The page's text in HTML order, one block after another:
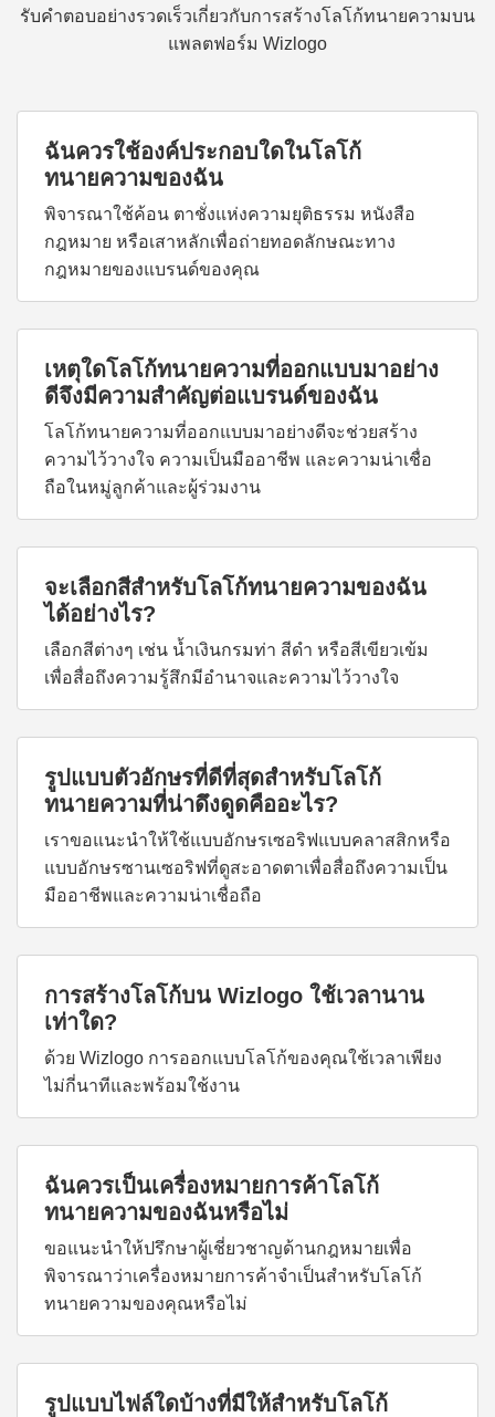
รับคำตอบอย่างรวดเร็วเกี่ยวกับการสร้างโลโก้ทนายความบน
แพลตฟอร์ม Wizlogo
ฉันควรใช้องค์ประกอบใดในโลโก้
ทนายความของฉัน
พิจารณาใช้ค้อน ตาชั่งแห่งความยุติธรรม หนังสือ
กฎหมาย หรือเสาหลักเพื่อถ่ายทอดลักษณะทาง
กฎหมายของแบรนด์ของคุณ
เหตุใดโลโก้ทนายความที่ออกแบบมาอย่าง
ดีจึงมีความสำคัญต่อแบรนด์ของฉัน
โลโก้ทนายความที่ออกแบบมาอย่างดีจะช่วยสร้าง
ความไว้วางใจ ความเป็นมืออาชีพ และความน่าเชื่อ
ถือในหมู่ลูกค้าและผู้ร่วมงาน
จะเลือกสีสำหรับโลโก้ทนายความของฉัน
ได้อย่างไร?
เลือกสีต่างๆ เช่น น้ำเงินกรมท่า สีดำ หรือสีเขียวเข้ม
เพื่อสื่อถึงความรู้สึกมีอำนาจและความไว้วางใจ
รูปแบบตัวอักษรที่ดีที่สุดสำหรับโลโก้
ทนายความที่น่าดึงดูดคืออะไร?
เราขอแนะนำให้ใช้แบบอักษรเซอริฟแบบคลาสสิกหรือ
แบบอักษรซานเซอริฟที่ดูสะอาดตาเพื่อสื่อถึงความเป็น
มืออาชีพและความน่าเชื่อถือ
การสร้างโลโก้บน Wizlogo ใช้เวลานาน
เท่าใด?
ด้วย Wizlogo การออกแบบโลโก้ของคุณใช้เวลาเพียง
ไม่กี่นาทีและพร้อมใช้งาน
ฉันควรเป็นเครื่องหมายการค้าโลโก้
ทนายความของฉันหรือไม่
ขอแนะนำให้ปรึกษาผู้เชี่ยวชาญด้านกฎหมายเพื่อ
พิจารณาว่าเครื่องหมายการค้าจำเป็นสำหรับโลโก้
ทนายความของคุณหรือไม่
รูปแบบไฟล์ใดบ้างที่มีให้สำหรับโลโก้